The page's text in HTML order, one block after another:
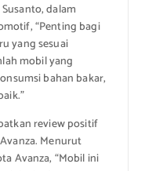
dalam
“Penting bagi
yang sesuai
mobil yang
bahan bakar,
review positif
Menurut
Avanza, “Mobil ini